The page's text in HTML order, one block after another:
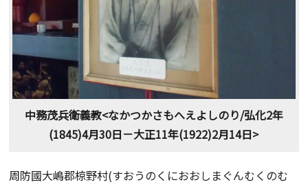
中務茂兵衛義教<なかつかさもへえよしのり/弘化2年
(1845)4月30日－大正11年(1922)2月14日>
周防國大嶋郡椋野村(すおうのくにおおしまぐんむくのむ